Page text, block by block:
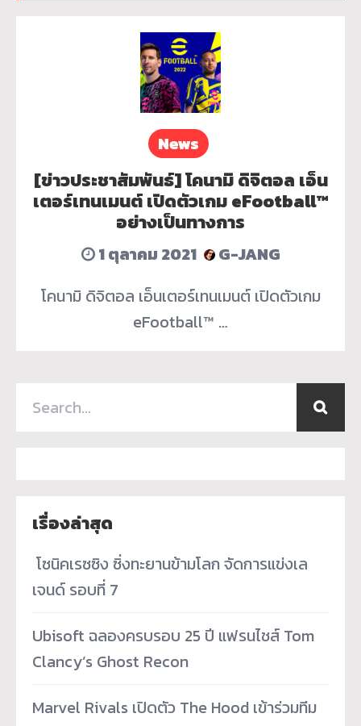
News
[ข่าวประชาสัมพันธ์] โคนามิ ดิจิตอล เอ็น
เตอร์เทนเมนต์ เปิดตัวเกม eFootball™
อย่างเป็นทางการ
1 ตุลาคม 2021
G-JANG
โคนามิ ดิจิตอล เอ็นเตอร์เทนเมนต์ เปิดตัวเกม
eFootball™ …
เรื่องล่าสุด
­ โซนิคเรซซิง ซิ่งทะยานข้ามโลก จัดการแข่งเล
เจนด์ รอบที่ 7
Ubisoft ฉลองครบรอบ 25 ปี แฟรนไชส์ Tom
Clancy’s Ghost Recon
Marvel Rivals เปิดตัว The Hood เข้าร่วมทีม